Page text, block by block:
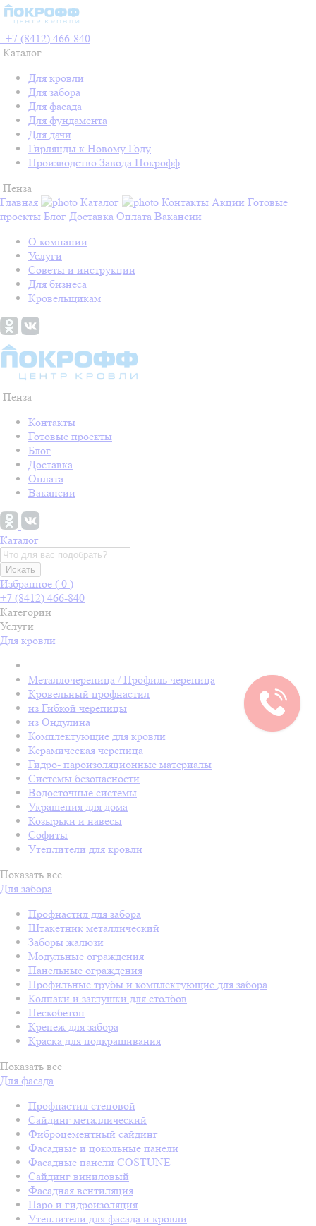
+7 (8412) 466-840
Каталог
Для кровли
Для забора
Для фасада
Для фундамента
Для дачи
Гирлянды к Новому Году
Производство Завода Покрофф
Пенза
Главная
Каталог Контакты Акции Готовые
проекты Блог Доставка Оплата Вакансии
О компании
Услуги
Советы и инструкции
Для бизнеса
Кровельщикам
Пенза
Контакты
Готовые проекты
Блог
Доставка
Оплата
Вакансии
Каталог
Искать
Избранное ( 0 )
+7 (8412) 466-840
Категории
Услуги
Для кровли
Металлочерепица / Профиль черепица
Кровельный профнастил
из Гибкой черепицы
из Ондулина
Комплектующие для кровли
Керамическая черепица
Гидро- пароизоляционные материалы
Системы безопасности
Водосточные системы
Украшения для дома
Козырьки и навесы
Софиты
Утеплители для кровли
Показать все
Для забора
Профнастил для забора
Штакетник металлический
Заборы жалюзи
Модульные ограждения
Панельные ограждения
Профильные трубы и комплектующие для забора
Колпаки и заглушки для столбов
Пескобетон
Крепеж для забора
Краска для подкрашивания
Показать все
Для фасада
Профнастил стеновой
Сайдинг металлический
Фиброцементный сайдинг
Фасадные и цокольные панели
Фасадные панели COSTUNE
Сайдинг виниловый
Фасадная вентиляция
Паро и гидроизоляция
Утеплители для фасада и кровли